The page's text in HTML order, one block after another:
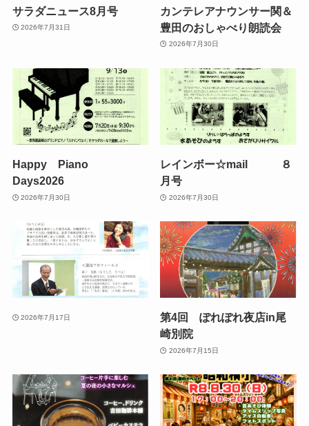
サラダニュース8月号
2026年7月31日
カンテレアナウンサー関＆
豊田のおしゃべり朗読会
2026年7月30日
Happy Piano
Days2026
2026年7月30日
レインボー☆mail ８
月号
2026年7月30日
2026年7月17日
第4回 ぽれぽれ夜店in尾
崎別院
2026年7月15日